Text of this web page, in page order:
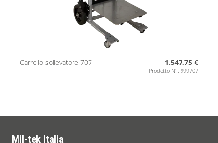
Carrello sollevatore 707 1.547,75 €
Prodotto N°. 999707
Mil-tek Italia